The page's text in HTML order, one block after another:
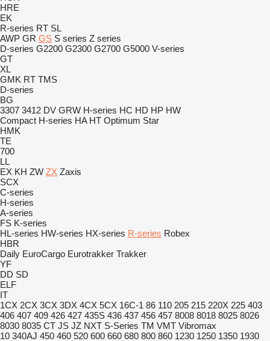
HRE
EK
R-series RT SL
AWP GR GS S series Z series
D-series G2200 G2300 G2700 G5000 V-series
GT
XL
GMK RT TMS
D-series
BG
3307 3412 DV GRW H-series HC HD HP HW
Compact H-series HA HT Optimum Star
HMK
TE
700
LL
EX KH ZW ZX Zaxis
SCX
C-series
H-series
A-series
FS K-series
HL-series HW-series HX-series R-series Robex
HBR
Daily EuroCargo Eurotrakker Trakker
YF
DD SD
ELF
IT
1CX 2CX 3CX 3DX 4CX 5CX 16C-1 86 110 205 215 220X 225 403
406 407 409 426 427 435S 436 437 456 457 8008 8018 8025 8026
8030 8035 CT JS JZ NXT S-Series TM VMT Vibromax
10 340AJ 450 460 520 600 660 680 800 860 1230 1250 1350 1930